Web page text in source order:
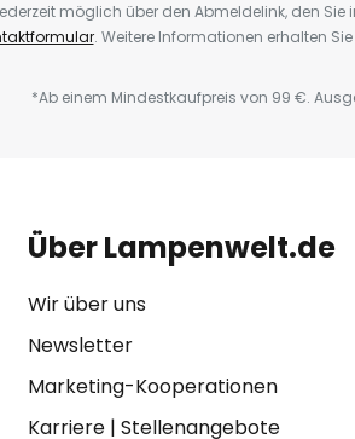
möglich über den Abmeldelink, den Sie
. Weitere Informationen erhalten
*Ab einem Mindestkaufpreis von 99 €.
Über Lampenwelt.de
Wir über uns
Newsletter
Marketing-Kooperationen
Karriere| Stellenangebote